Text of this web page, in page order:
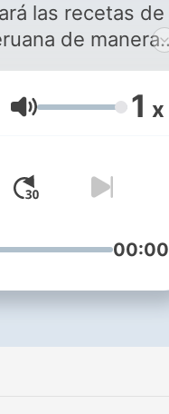
las recetas de
de manera
Volumen 1 x
00:00